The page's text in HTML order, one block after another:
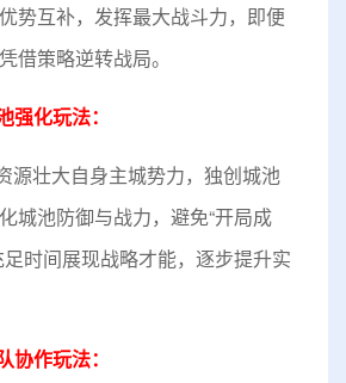
势互补，发挥最大战斗力，即便
借策略逆转战局。
强化玩法：
源壮大自身主城势力，独创城池
城池防御与战力，避免“开局成
时间展现战略才能，逐步提升实
协作玩法：